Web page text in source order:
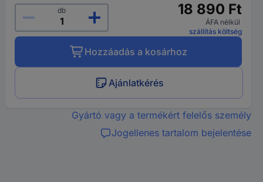
db
18 890 Ft
ÁFA nélkül
szállítás költség
Hozzáadás a kosárhoz
Ajánlatkérés
Gyártó vagy a termékért felelős személy
Jogellenes tartalom bejelentése